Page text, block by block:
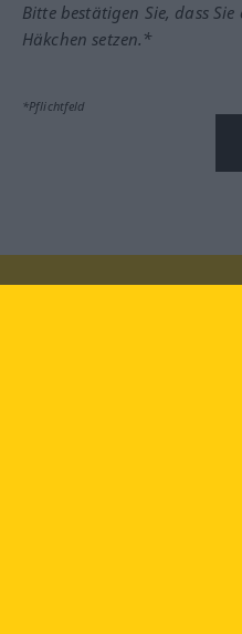
Bitte bestätigen Sie, dass
Häkchen setzen.*
*Pflichtfeld